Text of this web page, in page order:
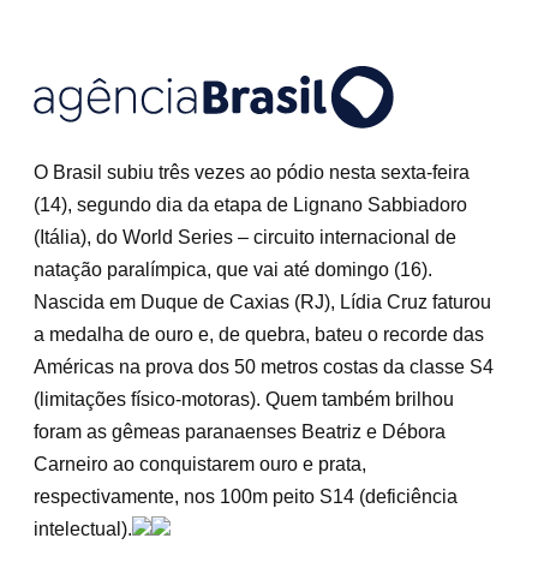
O Brasil subiu três vezes ao pódio nesta sexta-feira
(14), segundo dia da etapa de Lignano Sabbiadoro
(Itália), do World Series – circuito internacional de
natação paralímpica, que vai até domingo (16).
Nascida em Duque de Caxias (RJ), Lídia Cruz faturou
a medalha de ouro e, de quebra, bateu o recorde das
Américas na prova dos 50 metros costas da classe S4
(limitações físico-motoras). Quem também brilhou
foram as gêmeas paranaenses Beatriz e Débora
Carneiro ao conquistarem ouro e prata,
respectivamente, nos 100m peito S14 (deficiência
intelectual).